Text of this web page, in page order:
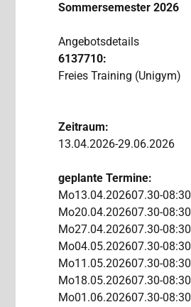
Sommersemester 2026
Angebotsdetails
6137710:
Freies Training (Unigym)
Zeitraum:
13.04.2026-29.06.2026
geplante Termine:
Mo13.04.202607.30-08:30
Mo20.04.202607.30-08:30
Mo27.04.202607.30-08:30
Mo04.05.202607.30-08:30
Mo11.05.202607.30-08:30
Mo18.05.202607.30-08:30
Mo01.06.202607.30-08:30